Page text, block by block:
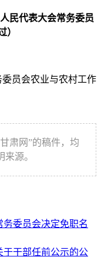
民代表大会常务委员
）
员会农业与农村工作
肃网”的稿件，均
源。
委员会决定免职名
于干部任前公示的公